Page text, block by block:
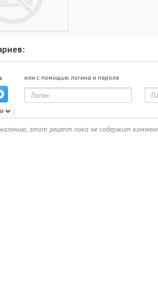
или с помощью логина и пароля
этот рецепт пока не содержит